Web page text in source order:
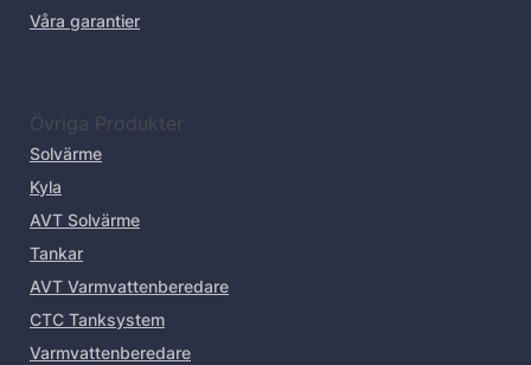
Våra garantier
Övriga Produkter
Solvärme
Kyla
AVT Solvärme
Tankar
AVT Varmvattenberedare
CTC Tanksystem
Varmvattenberedare